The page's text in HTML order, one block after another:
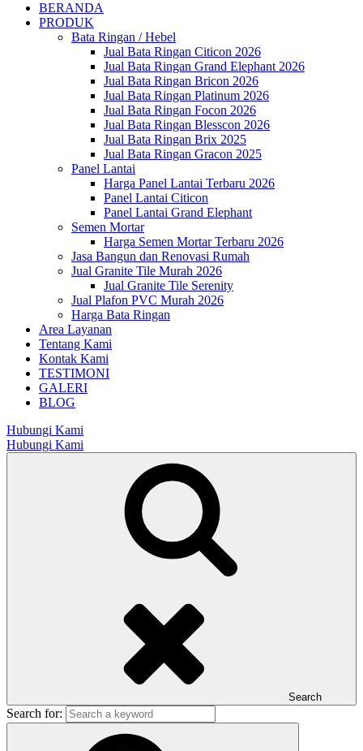
BERANDA
PRODUK
Bata Ringan / Hebel
Jual Bata Ringan Citicon 2026
Jual Bata Ringan Grand Elephant 2026
Jual Bata Ringan Bricon 2026
Jual Bata Ringan Platinum 2026
Jual Bata Ringan Focon 2026
Jual Bata Ringan Blesscon 2026
Jual Bata Ringan Brix 2025
Jual Bata Ringan Gracon 2025
Panel Lantai
Harga Panel Lantai Terbaru 2026
Panel Lantai Citicon
Panel Lantai Grand Elephant
Semen Mortar
Harga Semen Mortar Terbaru 2026
Jasa Bangun dan Renovasi Rumah
Jual Granite Tile Murah 2026
Jual Granite Tile Serenity
Jual Plafon PVC Murah 2026
Harga Bata Ringan
Area Layanan
Tentang Kami
Kontak Kami
TESTIMONI
GALERI
BLOG
Hubungi Kami
Hubungi Kami
Search
Search for: